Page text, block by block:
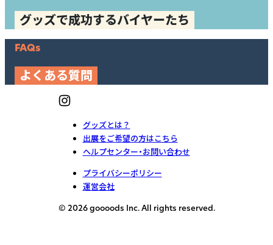
グッズで成功するバイヤーたち
FAQs
よくある質問
グッズとは？
出展をご希望の方はこちら
ヘルプセンター・お問い合わせ
プライバシーポリシー
運営会社
© 2026 goooods Inc. All rights reserved.